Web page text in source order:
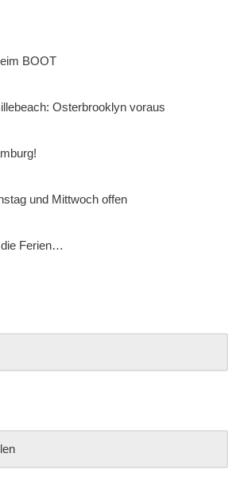
BOOT
Osterbrooklyn voraus
und Mittwoch offen
Ferien…